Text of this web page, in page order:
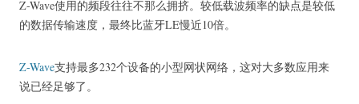
Z-Wave使用的频段往往不那么拥挤。 较低载波频率的缺点是较低
的数据传输速度，最终比蓝牙LE慢近10倍。
Z-Wave支持最多232个设备的小型网状网络，这对大多数应用来
说已经足够了。